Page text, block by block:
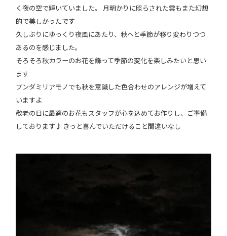
く夜の空で輝いていました。 月明かりに照らされた雲もまた幻想
的で美しかったです
久しぶりにゆっくり夜風にあたり、秋へと季節が移り変わりつつ
あるのを感じました。
そろそろ秋カラーのお花を飾って季節の変化を楽しみたいと思い
ます
プンダミリアモノでも秋を意識した色合わせのアレンジが増えて
いますよ
敬老の日に最適のお花もスタッフが心を込めてお作りし、ご準備
しております♪ きっと喜んでいただけること間違いなし